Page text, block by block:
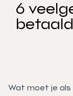
6
Wat moet je